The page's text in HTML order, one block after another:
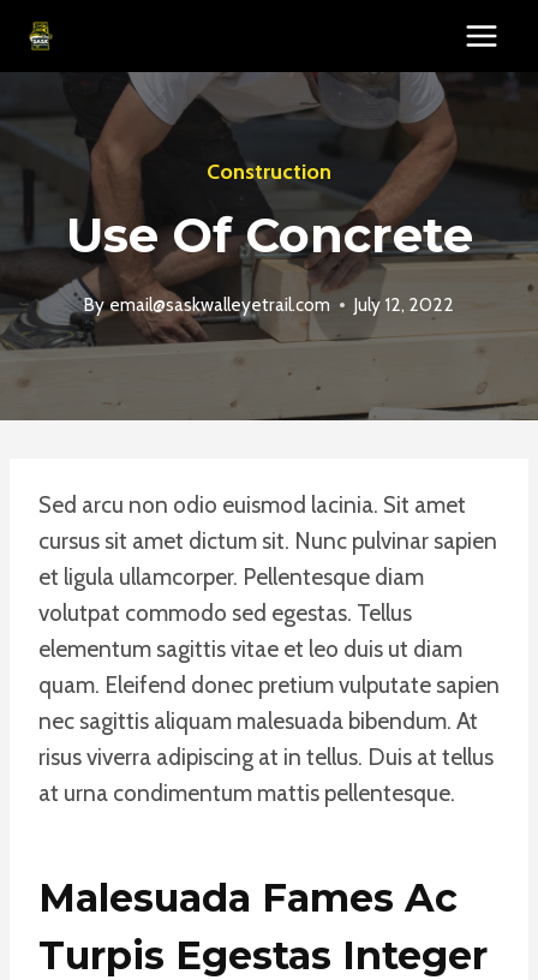
Skip
Construction
Use Of Concrete
Byemail@saskwalleyetrail.com July 12, 2022
Sed arcu non odio euismod lacinia. Sit amet
cursus sit amet dictum sit. Nunc pulvinar sapien
et ligula ullamcorper. Pellentesque diam
volutpat commodo sed egestas. Tellus
elementum sagittis vitae et leo duis ut diam
quam. Eleifend donec pretium vulputate sapien
nec sagittis aliquam malesuada bibendum. At
risus viverra adipiscing at in tellus. Duis at tellus
at urna condimentum mattis pellentesque.
Malesuada Fames Ac
Turpis Egestas Integer